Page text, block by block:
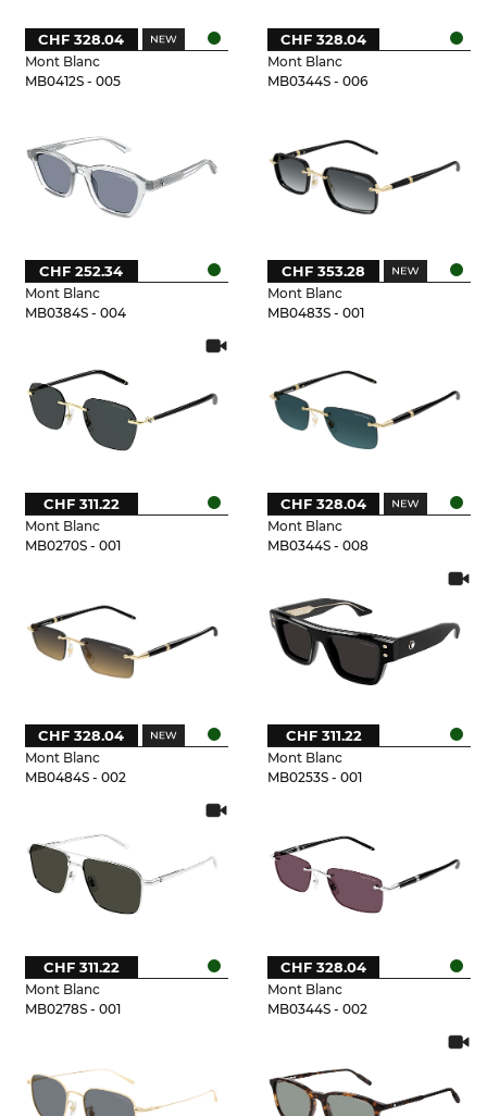
Mont Blanc
MB0412S - 005
CHF 328.04
Mont Blanc
MB0344S - 006
CHF 328.04
Mont Blanc
MB0384S - 004
CHF 252.34
Mont Blanc
MB0483S - 001
CHF 353.28
Mont Blanc
MB0270S - 001
CHF 311.22
Mont Blanc
MB0344S - 008
CHF 328.04
Mont Blanc
MB0484S - 002
CHF 328.04
Mont Blanc
MB0253S - 001
CHF 311.22
Mont Blanc
MB0278S - 001
CHF 311.22
Mont Blanc
MB0344S - 002
CHF 328.04